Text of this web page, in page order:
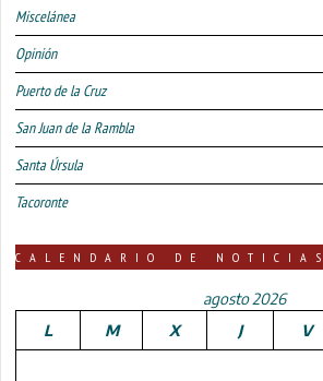
Miscelánea
Opinión
Puerto de la Cruz
San Juan de la Rambla
Santa Úrsula
Tacoronte
CALENDARIO DE NOTICIAS
agosto 2026
L
M X J V